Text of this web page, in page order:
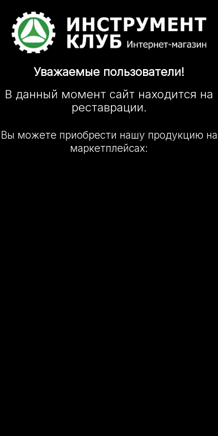
Уважаемые пользователи!
В данный момент сайт находится на
реставрации.
Вы можете приобрести нашу продукцию на
маркетплейсах: